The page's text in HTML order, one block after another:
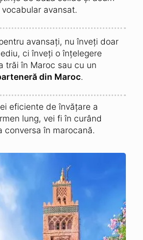
avansat.
avansați, nu înveți doar
ci înveți o înțelegere
trăi în Maroc sau cu un
din Maroc.
eficiente de învățare a
lung, vei fi în curând
conversa în marocană.